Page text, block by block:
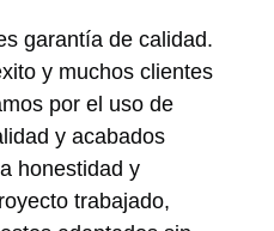
garantía de calidad.
y muchos clientes
por el uso de
y acabados
honestidad y
trabajado,